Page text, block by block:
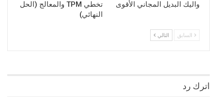
واليك البديل المجاني الأقوى
تخطي TPM والمعالج (الحل
النهائي)
السابق التالي
اترك رد